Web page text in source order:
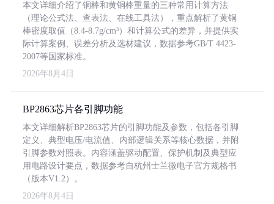
本文详细介绍了铜棒和黄铜棒重量的三种常用计算方法
（理论公式法、查表法、在线工具法），重点解析了黄铜
棒密度取值（8.4-8.7g/cm³）和计算公式的差异，并提供实
际计算案例、误差分析及选材建议，数据参考GB/T 4423-
2007等国家标准。
2026年8月4日
BP2863芯片各引脚功能
本文详细解析BP2863芯片的引脚功能及参数，包括各引脚
定义、典型电压/电流值、内部逻辑关系等核心数据，并附
引脚参数对照表。内容涵盖驱动配置、保护机制及典型应
用电路设计要点，数据参考自杭州士兰微电子官方规格书
（版本V1.2）。
2026年8月4日